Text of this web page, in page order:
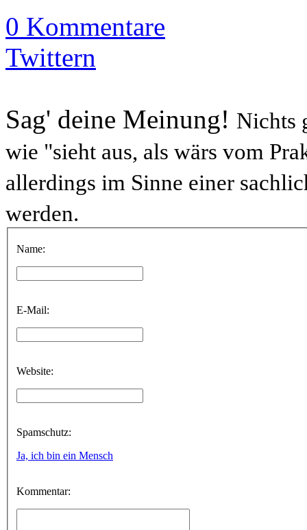
0 Kommentare
Twittern
Sag' deine Meinung! Nichts
wie "sieht aus, als wärs vom
allerdings im Sinne einer
werden.
Name:
E-Mail:
Website:
Spamschutz:
Ja, ich bin ein Mensch
Kommentar: